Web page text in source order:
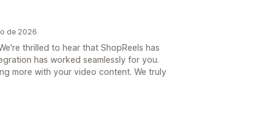
de 2026
thrilled to hear that ShopReels has
has worked seamlessly for you.
more with your video content. We truly